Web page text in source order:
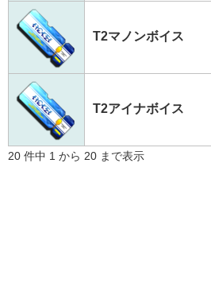
T2マノンボイス
T2アイナボイス
20 件中 1 から 20 まで表示